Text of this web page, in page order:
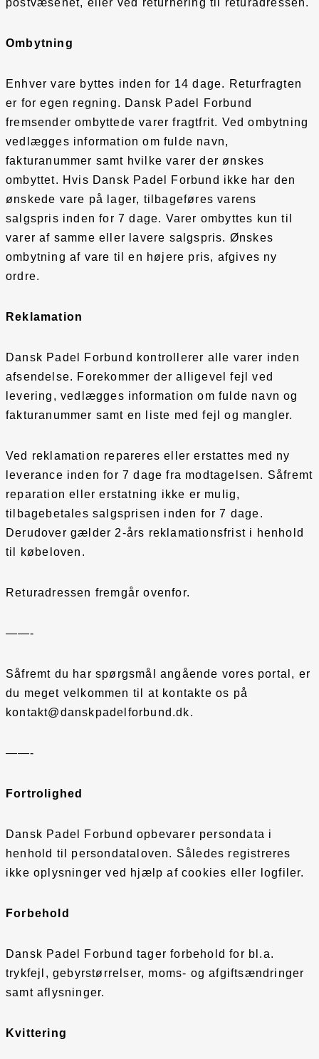
postvæsenet, eller ved returnering til returadressen.
Ombytning
Enhver vare byttes inden for 14 dage. Returfragten
er for egen regning. Dansk Padel Forbund
fremsender ombyttede varer fragtfrit. Ved ombytning
vedlægges information om fulde navn,
fakturanummer samt hvilke varer der ønskes
ombyttet. Hvis Dansk Padel Forbund ikke har den
ønskede vare på lager, tilbageføres varens
salgspris inden for 7 dage. Varer ombyttes kun til
varer af samme eller lavere salgspris. Ønskes
ombytning af vare til en højere pris, afgives ny
ordre.
Reklamation
Dansk Padel Forbund kontrollerer alle varer inden
afsendelse. Forekommer der alligevel fejl ved
levering, vedlægges information om fulde navn og
fakturanummer samt en liste med fejl og mangler.
Ved reklamation repareres eller erstattes med ny
leverance inden for 7 dage fra modtagelsen. Såfremt
reparation eller erstatning ikke er mulig,
tilbagebetales salgsprisen inden for 7 dage.
Derudover gælder 2-års reklamationsfrist i henhold
til købeloven.
Returadressen fremgår ovenfor.
——-
Såfremt du har spørgsmål angående vores portal, er
du meget velkommen til at kontakte os på
kontakt@danskpadelforbund.dk.
——-
Fortrolighed
Dansk Padel Forbund opbevarer persondata i
henhold til persondataloven. Således registreres
ikke oplysninger ved hjælp af cookies eller logfiler.
Forbehold
Dansk Padel Forbund tager forbehold for bl.a.
trykfejl, gebyrstørrelser, moms- og afgiftsændringer
samt aflysninger.
Kvittering